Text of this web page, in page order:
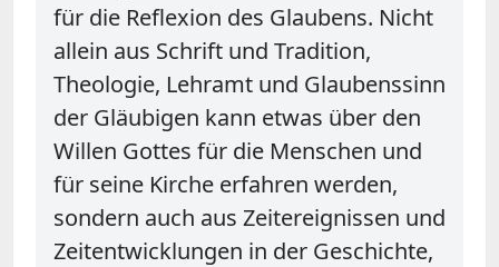
für die Reflexion des Glaubens. Nicht
allein aus Schrift und Tradition,
Theologie, Lehramt und Glaubenssinn
der Gläubigen kann etwas über den
Willen Gottes für die Menschen und
für seine Kirche erfahren werden,
sondern auch aus Zeitereignissen und
Zeitentwicklungen in der Geschichte,